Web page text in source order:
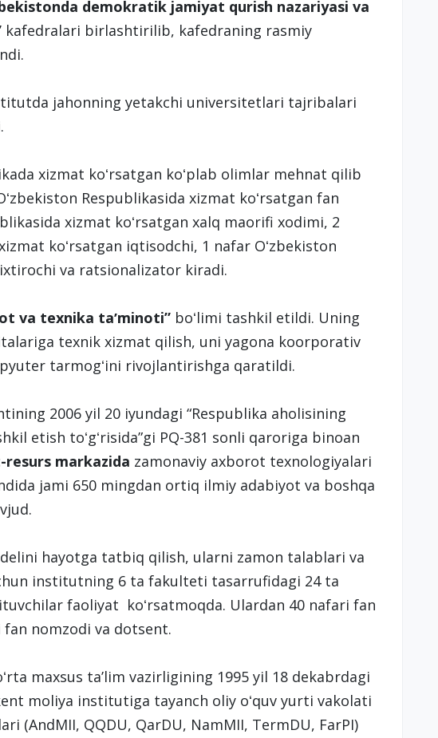
demokratik jamiyat qurish nazariyasi va
kafedralari birlashtirilib, kafedraning rasmiy
jahonning yetakchi universitetlari tajribalari
xizmat koʻrsatgan koʻplab olimlar mehnat qilib
Respublikasida xizmat koʻrsatgan fan
xizmat koʻrsatgan xalq maorifi xodimi, 2
koʻrsatgan iqtisodchi, 1 nafar Oʻzbekiston
va ratsionalizator kiradi.
va texnika taʼminoti”boʻlimi tashkil etildi. Uning
texnik xizmat qilish, uni yagona koorporativ
tarmogʻini rivojlantirishga qaratildi.
2006 yil 20 iyundagi “Respublika aholisining
etish toʻgʻrisida”gi PQ-381 sonli qaroriga binoan
markazida zamonaviy axborot texnologiyalari
jami 650 mingdan ortiq ilmiy adabiyot va boshqa
hayotga tatbiq qilish, ularni zamon talablari va
institutning 6 ta fakulteti tasarrufidagi 24 ta
faoliyat koʻrsatmoqda. Ulardan 40 nafari fan
nomzodi va dotsent.
maxsus taʼlim vazirligining 1995 yil 18 dekabrdagi
moliya institutiga tayanch oliy oʻquv yurti vakolati
(AndMII, QQDU, QarDU, NamMII, TermDU, FarPI)